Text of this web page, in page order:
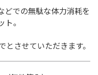
どでの無駄な体力消耗を
。
させていただきます。